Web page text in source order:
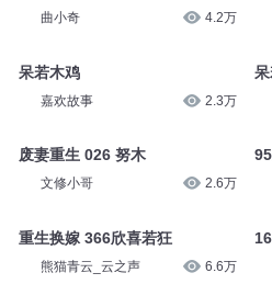
曲小奇 4.2万
呆若木鸡
嘉欢故事 2.3万
废妻重生 026 努木
文修小哥 2.6万
重生换嫁 366欣喜若狂
熊猫青云_云之声 6.6万